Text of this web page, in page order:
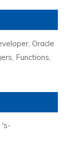
Oracle
Functions,
's-